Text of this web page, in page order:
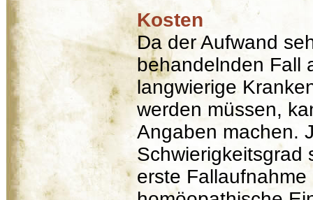
Kosten
Da der Aufwand
behandelnden Fall
langwierige
werden müssen,
Angaben machen.
Schwierigkeitsgrad
erste